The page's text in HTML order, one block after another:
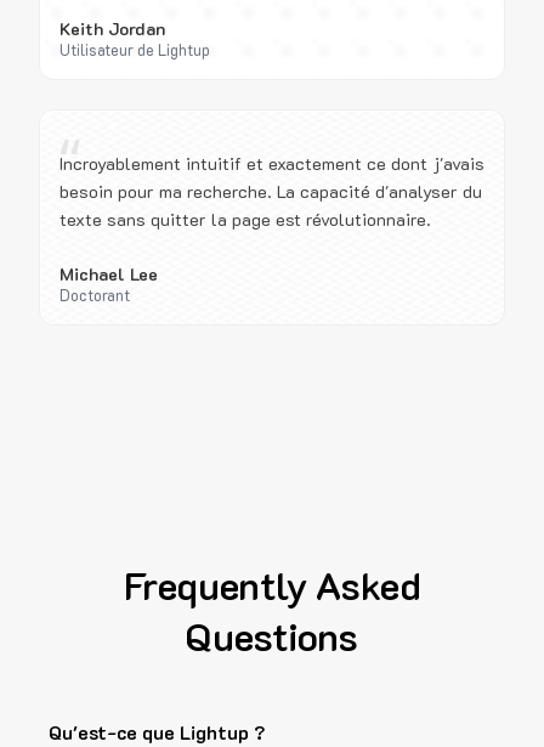
Keith Jordan
Utilisateur de Lightup
“
Incroyablement intuitif et exactement ce dont j'avais
besoin pour ma recherche. La capacité d'analyser du
texte sans quitter la page est révolutionnaire.
Michael Lee
Doctorant
Frequently Asked
Questions
Qu'est-ce que Lightup ?